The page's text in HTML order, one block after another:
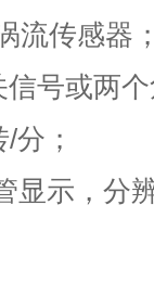
流传感器
号或两
/分；
显示，分